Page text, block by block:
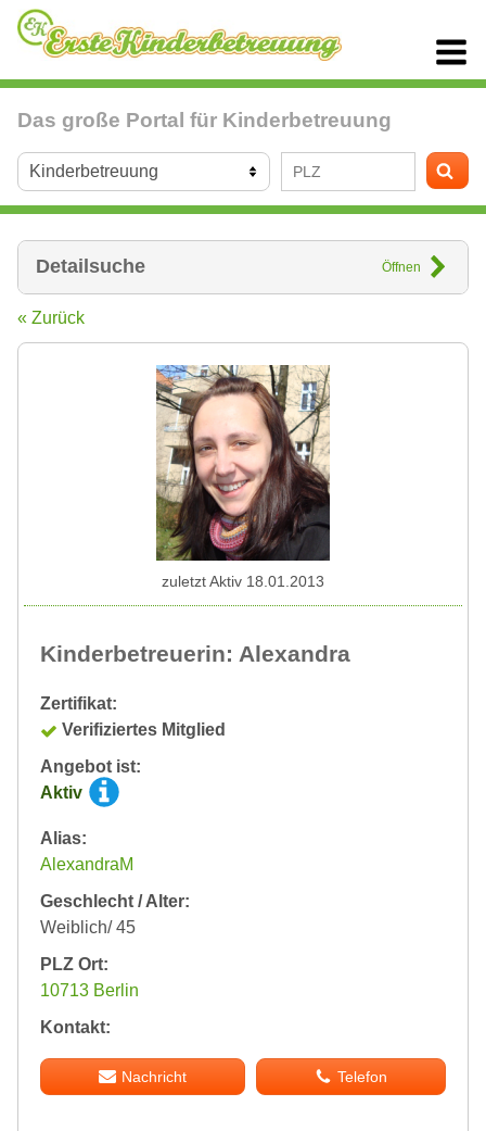
Das große Portal für Kinderbetreuung
Detailsuche Öffnen
« Zurück
Kinderbetreuerin: Alexandra
Zertifikat:
Verifiziertes Mitglied
Angebot ist:
Aktiv
Alias:
AlexandraM
Geschlecht / Alter:
Weiblich/ 45
PLZ Ort:
10713 Berlin
Kontakt:
Nachricht Telefon
zuletzt Aktiv 18.01.2013